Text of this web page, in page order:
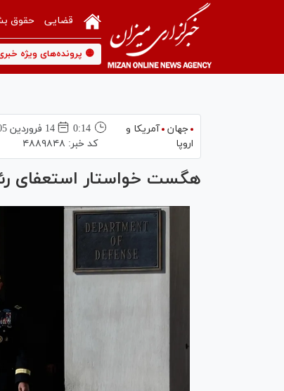
قضایی حقوق
🟡 پرونده‌های ویژه
جهان آمریکا و
اروپا
0:14
14 فروردين 1405
کد خبر: ۴۸۸۹۸۴۸
هگست خواستار استعفای